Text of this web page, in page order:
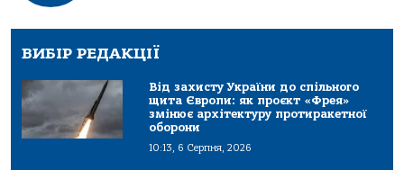
ВИБІР РЕДАКЦІЇ
Від захисту України до спільного
щита Європи: як проєкт «Фрея»
змінює архітектуру протиракетної
оборони
10:13, 6 Серпня, 2026